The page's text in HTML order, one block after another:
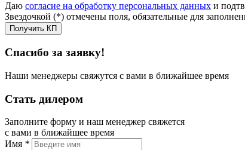
Даю согласие на обработку персональных данных и
Звездочкой (*) отмечены поля, обязательные для
Получить КП
Спасибо за заявку!
Наши менеджеры свяжутся с вами в ближайшее время
Стать дилером
Заполните форму и наш менеджер свяжется
с вами в ближайшее время
Имя *